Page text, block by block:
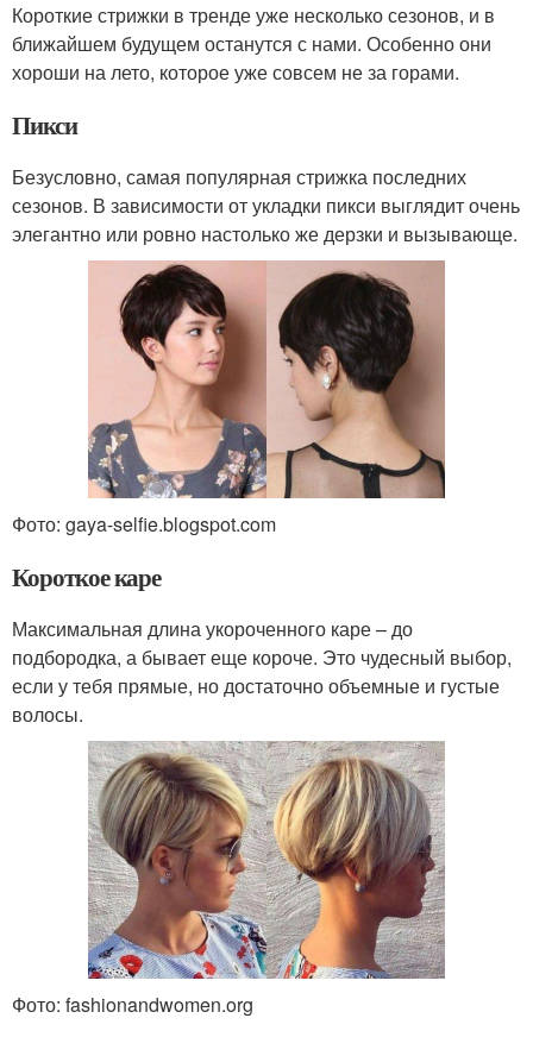
Короткие стрижки в тренде уже несколько сезонов, и в
ближайшем будущем останутся с нами. Особенно они
хороши на лето, которое уже совсем не за горами.
Пикси
Безусловно, самая популярная стрижка последних
сезонов. В зависимости от укладки пикси выглядит очень
элегантно или ровно настолько же дерзки и вызывающе.
Фото: gaya-selfie.blogspot.com
Короткое каре
Максимальная длина укороченного каре – до
подбородка, а бывает еще короче. Это чудесный выбор,
если у тебя прямые, но достаточно объемные и густые
волосы.
Фото: fashionandwomen.org